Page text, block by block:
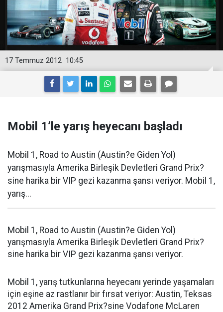
10:45
17 Temmuz 2012
Mobil 1’le yarış heyecanı başladı
Mobil 1, Road to Austin (Austin?e Giden Yol)
yarışmasıyla Amerika Birleşik Devletleri Grand Prix?
sine harika bir VIP gezi kazanma şansı veriyor. Mobil 1,
yarış...
Mobil 1, Road to Austin (Austin?e Giden Yol)
yarışmasıyla Amerika Birleşik Devletleri Grand Prix?
sine harika bir VIP gezi kazanma şansı veriyor.
Mobil 1, yarış tutkunlarına heyecanı yerinde yaşamaları
için eşine az rastlanır bir fırsat veriyor: Austin, Teksas
2012 Amerika Grand Prix?sine Vodafone McLaren